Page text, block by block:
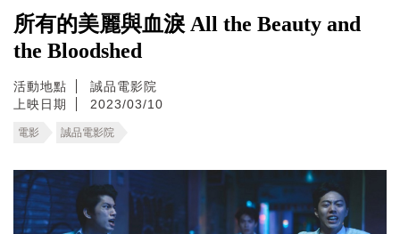
所有的美麗與血淚 All the Beauty and
the Bloodshed
活動地點
誠品電影院
上映日期
2023/03/10
電影 誠品電影院